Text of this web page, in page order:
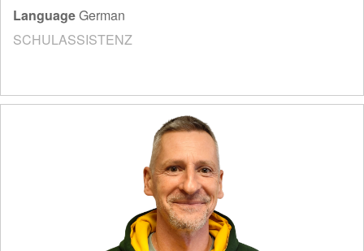
LanguageGerman
SCHULASSISTENZ